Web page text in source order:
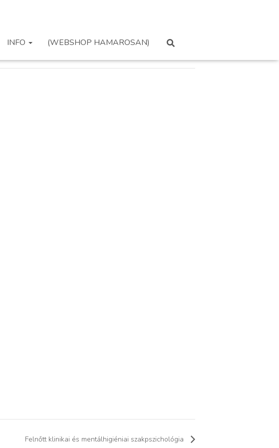
INFO (WEBSHOP HAMAROSAN)
Felnőtt klinikai és mentálhigiéniai szakpszichológia